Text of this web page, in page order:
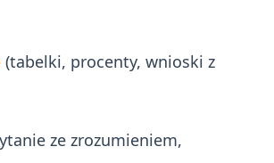
(tabelki, procenty, wnioski z
ze zrozumieniem,